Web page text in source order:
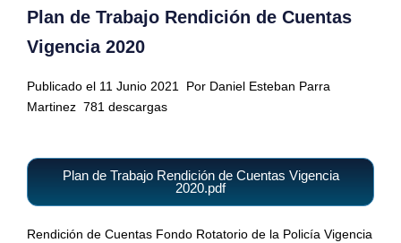
Plan de Trabajo Rendición de Cuentas
Vigencia 2020
Publicado el 11 Junio 2021
Por Daniel Esteban Parra
Martinez 781 descargas
Plan de Trabajo Rendición de Cuentas Vigencia
2020.pdf
Rendición de Cuentas Fondo Rotatorio de la Policía Vigencia